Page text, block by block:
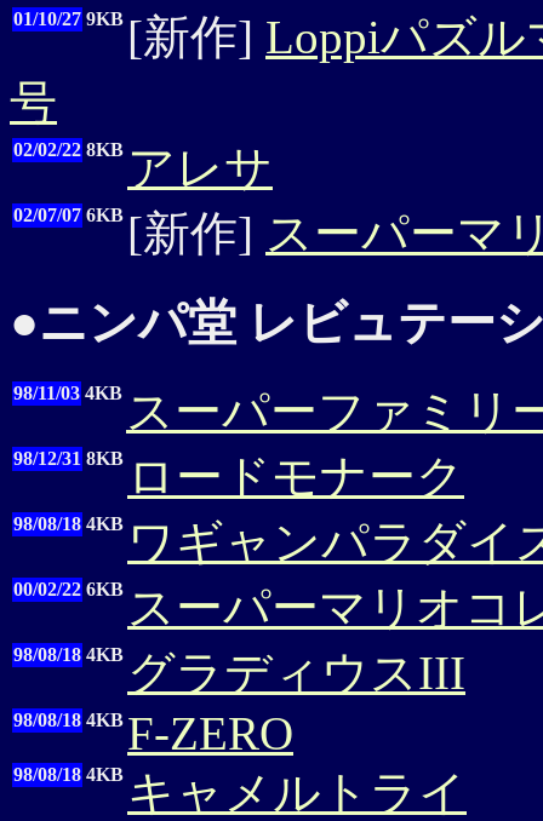
01/10/27 9KB [新作] Loppiパズ
号
02/02/22 8KB アレサ
02/07/07 6KB [新作] スーパーマ
●ニンパ堂 レビュテー
98/11/03 4KB スーパーファミリ
98/12/31 8KB ロードモナーク
98/08/18 4KB ワギャンパラダイ
00/02/22 6KB スーパーマリオコ
98/08/18 4KB グラディウスIII
98/08/18 4KB F-ZERO
98/08/18 4KB キャメルトライ